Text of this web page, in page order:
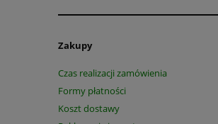
Zakupy
Czas realizacji zamówienia
Formy płatności
Koszt dostawy